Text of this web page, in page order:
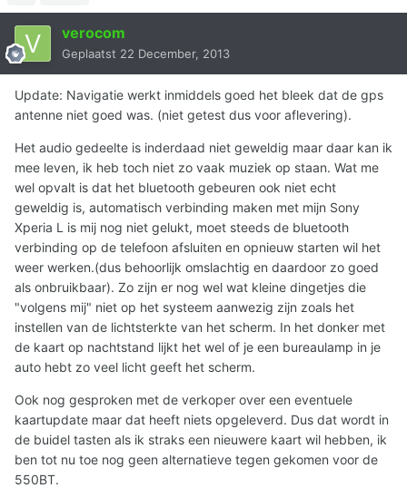
verocom
Geplaatst 22 December, 2013
Update: Navigatie werkt inmiddels goed het bleek dat de gps
antenne niet goed was. (niet getest dus voor aflevering).
Het audio gedeelte is inderdaad niet geweldig maar daar kan ik
mee leven, ik heb toch niet zo vaak muziek op staan. Wat me
wel opvalt is dat het bluetooth gebeuren ook niet echt
geweldig is, automatisch verbinding maken met mijn Sony
Xperia L is mij nog niet gelukt, moet steeds de bluetooth
verbinding op de telefoon afsluiten en opnieuw starten wil het
weer werken.(dus behoorlijk omslachtig en daardoor zo goed
als onbruikbaar). Zo zijn er nog wel wat kleine dingetjes die
"volgens mij" niet op het systeem aanwezig zijn zoals het
instellen van de lichtsterkte van het scherm. In het donker met
de kaart op nachtstand lijkt het wel of je een bureaulamp in je
auto hebt zo veel licht geeft het scherm.
Ook nog gesproken met de verkoper over een eventuele
kaartupdate maar dat heeft niets opgeleverd. Dus dat wordt in
de buidel tasten als ik straks een nieuwere kaart wil hebben, ik
ben tot nu toe nog geen alternatieve tegen gekomen voor de
550BT.